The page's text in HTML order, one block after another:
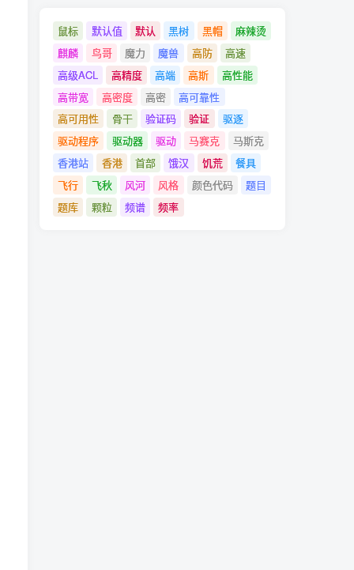
鼠标 默认值 默认 黑树 黑帽
麻辣烫
麒麟
鸟哥 魔力 魔兽 高防
高速
高级ACL
高精度 高端 高斯
高性能
高带宽
高密度 高密
高可靠性
高可用性
骨干 验证码 验证
驱逐
驱动程序
驱动器 驱动 马赛克
马斯克
香港站
香港 首部 饿汉 饥荒
餐具
飞行
飞秋 风河 风格 颜色代码
题目
题库
颗粒 频谱 频率